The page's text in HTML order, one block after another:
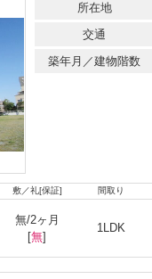
所在地
交通
築年月／建物階数
敷／礼[保証] 間取り
無/2ヶ月
[無]
1LDK